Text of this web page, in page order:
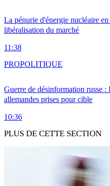
La pénurie d'énergie nucléaire
libéralisation du marché
11:38
Guerre de désinformation russe :
allemandes prises pour cible
10:36
PROPOLITIQUE
PLUS DE CETTE SECTION